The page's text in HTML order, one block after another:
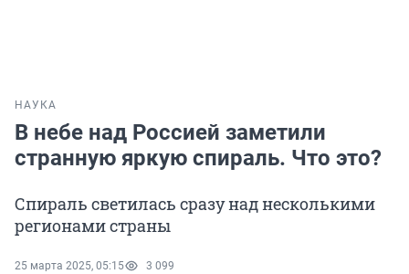
НАУКА
В небе над Россией заметили
странную яркую спираль. Что это?
Спираль светилась сразу над несколькими
регионами страны
25 марта 2025, 05:15 3 099